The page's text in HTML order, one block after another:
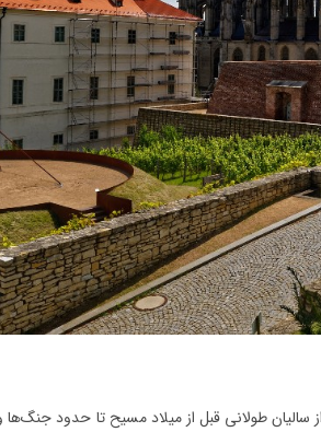
از سالیان طولانی قبل از میلاد مسیح تا حدود